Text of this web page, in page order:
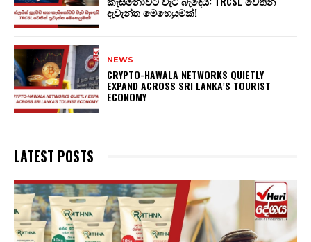
දැවැන්ත මෙහෙයුමක්!
NEWS
CRYPTO-HAWALA NETWORKS QUIETLY
EXPAND ACROSS SRI LANKA’S TOURIST
ECONOMY
LATEST POSTS